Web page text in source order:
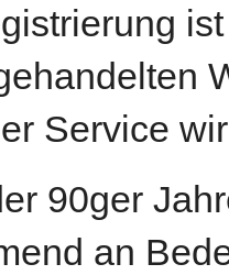
Service
90ger
an